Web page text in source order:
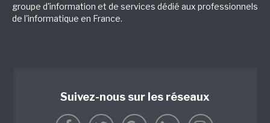
groupe d'information et de services dédié aux professionnels
de l'informatique en France.
Suivez-nous sur les réseaux